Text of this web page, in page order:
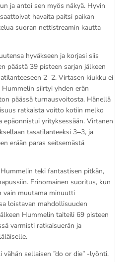
ja antoi sen myös näkyä. Hyvin
havaita paitsi paikan
suoran nettistreamin kautta
hyväkseen ja korjasi siis
päästä 39 pisteen sarjan jälkeen
2‒2. Virtasen kiukku ei
siirtyi yhden erän
päässä turnausvoitosta. Hänellä
ratkaista voitto kotiin melko
yrityksessään. Virtanen
tasatilanteeksi 3‒3, ja
erään paras seitsemästä
teki fantastisen pitkän,
Erinomainen suoritus, kun
vain muutama minuutti
loistavan mahdollisuuden
Hummelin taiteili 69 pisteen
varmisti ratkaisuerän ja
sellaisen ”do or die” -lyönti.